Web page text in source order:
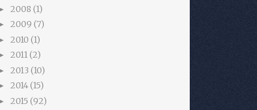
2008 (1)
2009 (7)
2010 (1)
2011(2)
2013 (10)
2014(15)
2015 (92)